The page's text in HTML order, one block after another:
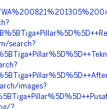
search?
images?
?